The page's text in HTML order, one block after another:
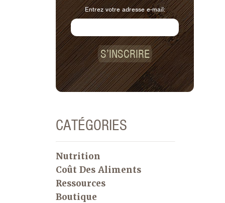
Entrez votre adresse e-mail:
S’INSCRIRE
CATÉGORIES
Nutrition
Coût Des Aliments
Ressources
Boutique